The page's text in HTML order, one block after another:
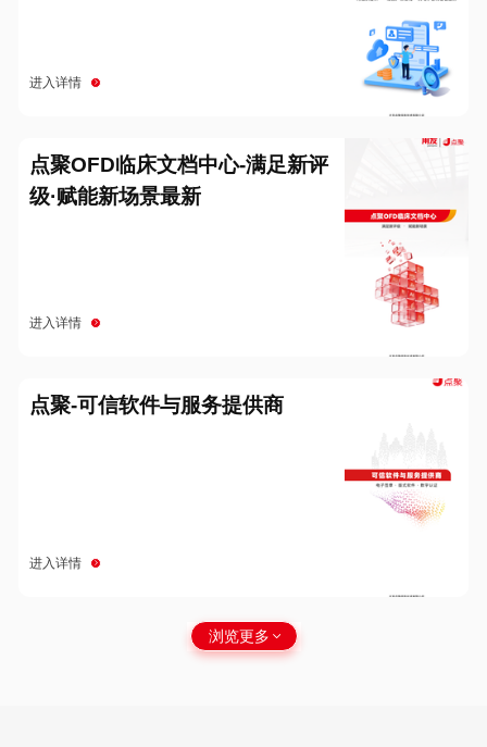
进入详情
点聚OFD临床文档中心-满足新评
级·赋能新场景最新
进入详情
点聚-可信软件与服务提供商
进入详情
浏览更多